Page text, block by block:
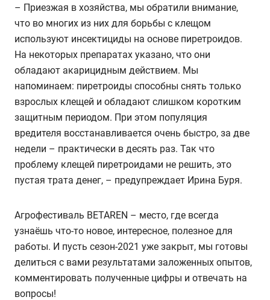
– Приезжая в хозяйства, мы обратили внимание,
что во многих из них для борьбы с клещом
используют инсектициды на основе пиретроидов.
На некоторых препаратах указано, что они
обладают акарицидным действием. Мы
напоминаем: пиретроиды способны снять только
взрослых клещей и обладают слишком коротким
защитным периодом. При этом популяция
вредителя восстанавливается очень быстро, за две
недели – практически в десять раз. Так что
проблему клещей пиретроидами не решить, это
пустая трата денег, – предупреждает Ирина Буря.
Агрофестиваль BETAREN – место, где всегда
узнаёшь что-то новое, интересное, полезное для
работы. И пусть сезон-2021 уже закрыт, мы готовы
делиться с вами результатами заложенных опытов,
комментировать полученные цифры и отвечать на
вопросы!